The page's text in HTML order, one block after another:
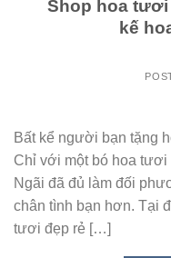
Shop hoa tươi
kế
Bất kể người bạn tặng
Chỉ với một bó hoa
Ngãi đã đủ làm đối
chân tình bạn hơn. Tại
tươi đẹp rẻ […]